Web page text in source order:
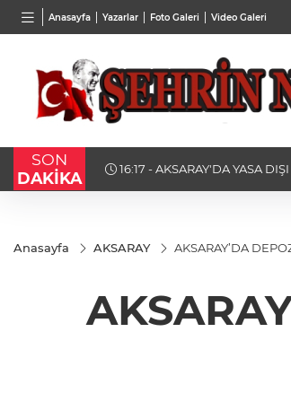
Anasayfa Yazarlar Foto Galeri Video Galeri
BGN
27,9743%-0,22
VND
0,0018%0,23
SON
DAKİKA
16:15 - STK
Anasayfa AKSARAY AKSARAY’DA